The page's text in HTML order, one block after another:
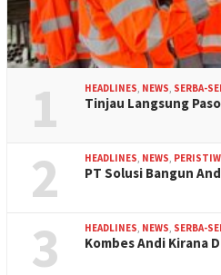
1 HEADLINES, NEWS, SERBA-
Tinjau Langsung
2 HEADLINES, NEWS,
PT Solusi Bangun
3 HEADLINES, NEWS, SERBA-
Kombes Andi Kirana